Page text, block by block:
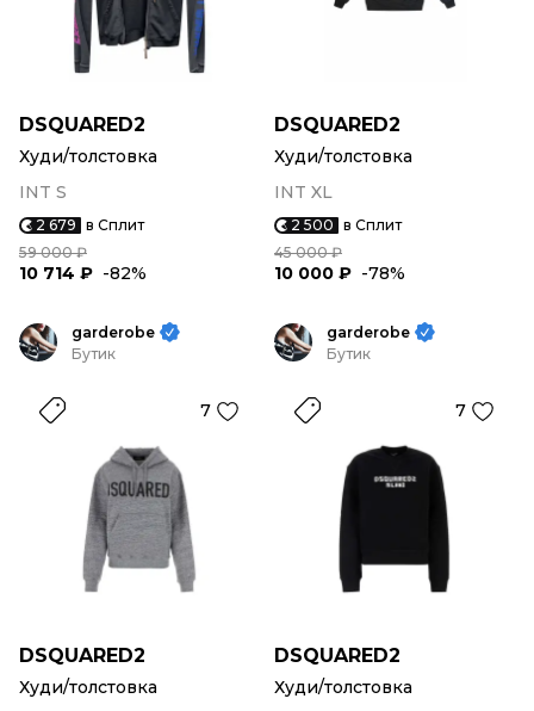
DSQUARED2
Худи/толстовка
INT S
2 679 в Сплит
59 000 ₽
10 714 ₽ -82%
DSQUARED2
Худи/толстовка
INT XL
2 500 в Сплит
45 000 ₽
10 000 ₽ -78%
garderobe
Бутик
7
DSQUARED2
Худи/толстовка
garderobe
Бутик
7
DSQUARED2
Худи/толстовка